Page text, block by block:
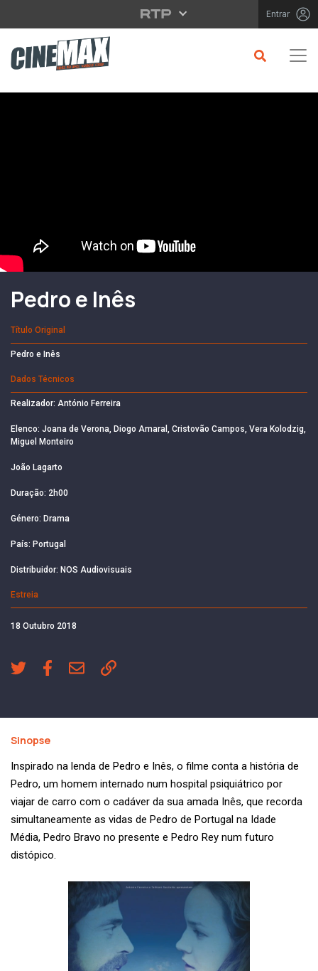
Saltar para o conteúdo principal Entrar
Filme em Cartaz
Pedro e Inês
Título Original
Pedro e Inês
Dados Técnicos
Realizador: António Ferreira
Elenco: Joana de Verona, Diogo Amaral, Cristovão Campos, Vera Kolodzig,
Miguel Monteiro
João Lagarto
Duração: 2h00
Género: Drama
País: Portugal
Distribuidor: NOS Audiovisuais
Estreia
18 Outubro 2018
Sinopse
Inspirado na lenda de Pedro e Inês, o filme conta a história de
Pedro, um homem internado num hospital psiquiátrico por
viajar de carro com o cadáver da sua amada Inês, que recorda
simultaneamente as vidas de Pedro de Portugal na Idade
Média, Pedro Bravo no presente e Pedro Rey num futuro
distópico.